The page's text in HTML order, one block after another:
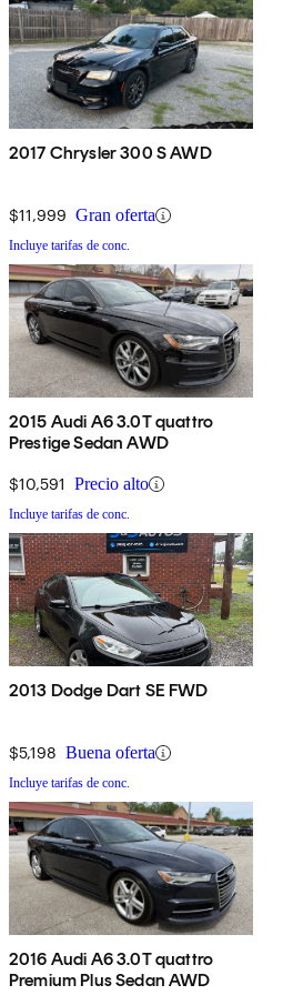
2017 Chrysler 300 S AWD
$11,999 Gran oferta
Incluye tarifas de conc.
2015 Audi A6 3.0T quattro
Prestige Sedan AWD
$10,591 Precio alto
Incluye tarifas de conc.
2013 Dodge Dart SE FWD
$5,198 Buena oferta
Incluye tarifas de conc.
2016 Audi A6 3.0T quattro
Premium Plus Sedan AWD